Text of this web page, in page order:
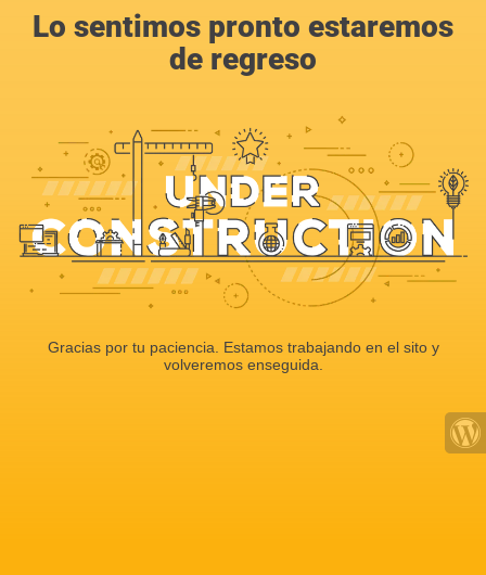
Lo sentimos pronto estaremos
de regreso
Gracias por tu paciencia. Estamos trabajando en el sito y
volveremos enseguida.